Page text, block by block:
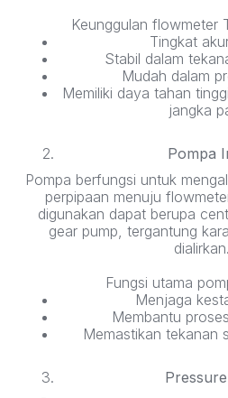
Keunggulan flowmeter
Tingkat
Stabil dalam
Mudah dalam
Memiliki daya tahan
jangka
Pompa
Pompa berfungsi untuk
perpipaan menuju
digunakan dapat berupa
gear pump, tergantung
dialirkan.
Fungsi utama
Menjaga
Membantu
Memastikan tekanan